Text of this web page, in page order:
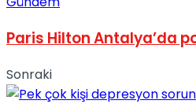
Paris Hilton Antalya’da
Sonraki